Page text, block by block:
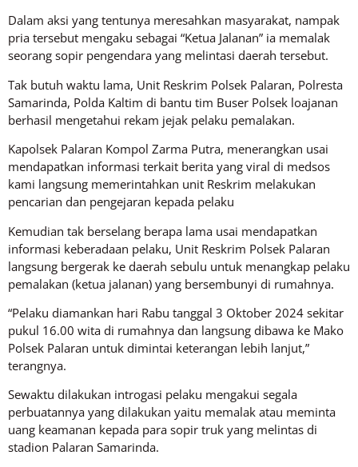
Dalam aksi yang tentunya meresahkan masyarakat, nampak
pria tersebut mengaku sebagai “Ketua Jalanan” ia memalak
seorang sopir pengendara yang melintasi daerah tersebut.
Tak butuh waktu lama, Unit Reskrim Polsek Palaran, Polresta
Samarinda, Polda Kaltim di bantu tim Buser Polsek loajanan
berhasil mengetahui rekam jejak pelaku pemalakan.
Kapolsek Palaran Kompol Zarma Putra, menerangkan usai
mendapatkan informasi terkait berita yang viral di medsos
kami langsung memerintahkan unit Reskrim melakukan
pencarian dan pengejaran kepada pelaku
Kemudian tak berselang berapa lama usai mendapatkan
informasi keberadaan pelaku, Unit Reskrim Polsek Palaran
langsung bergerak ke daerah sebulu untuk menangkap pelaku
pemalakan (ketua jalanan) yang bersembunyi di rumahnya.
“Pelaku diamankan hari Rabu tanggal 3 Oktober 2024 sekitar
pukul 16.00 wita di rumahnya dan langsung dibawa ke Mako
Polsek Palaran untuk dimintai keterangan lebih lanjut,”
terangnya.
Sewaktu dilakukan introgasi pelaku mengakui segala
perbuatannya yang dilakukan yaitu memalak atau meminta
uang keamanan kepada para sopir truk yang melintas di
stadion Palaran Samarinda.